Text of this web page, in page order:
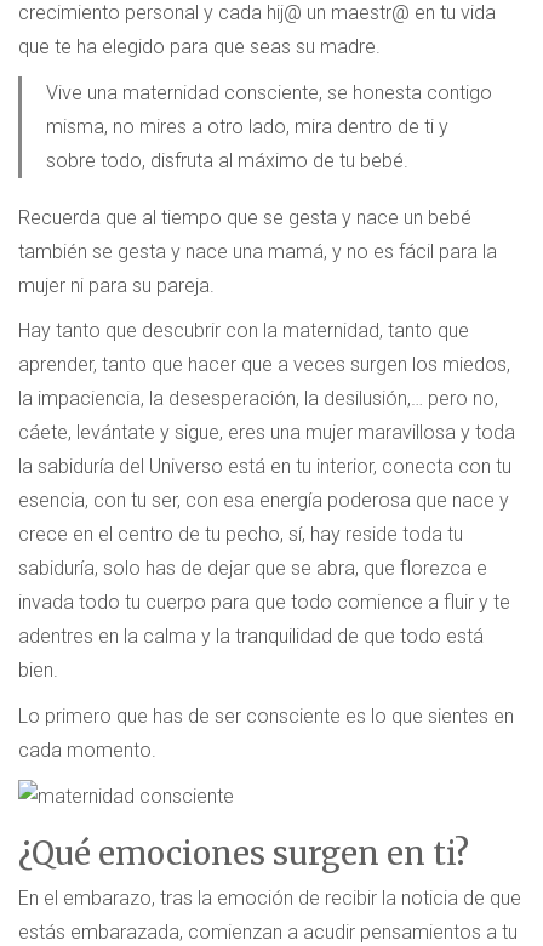
crecimiento personal y cada hij@ un maestr@ en tu vida
que te ha elegido para que seas su madre.
Vive una maternidad consciente, se honesta contigo
misma, no mires a otro lado, mira dentro de ti y
sobre todo, disfruta al máximo de tu bebé.
Recuerda que al tiempo que se gesta y nace un bebé
también se gesta y nace una mamá, y no es fácil para la
mujer ni para su pareja.
Hay tanto que descubrir con la maternidad, tanto que
aprender, tanto que hacer que a veces surgen los miedos,
la impaciencia, la desesperación, la desilusión,… pero no,
cáete, levántate y sigue, eres una mujer maravillosa y toda
la sabiduría del Universo está en tu interior, conecta con tu
esencia, con tu ser, con esa energía poderosa que nace y
crece en el centro de tu pecho, sí, hay reside toda tu
sabiduría, solo has de dejar que se abra, que florezca e
invada todo tu cuerpo para que todo comience a fluir y te
adentres en la calma y la tranquilidad de que todo está
bien.
Lo primero que has de ser consciente es lo que sientes en
cada momento.
¿Qué emociones surgen en ti?
En el embarazo, tras la emoción de recibir la noticia de que
estás embarazada, comienzan a acudir pensamientos a tu